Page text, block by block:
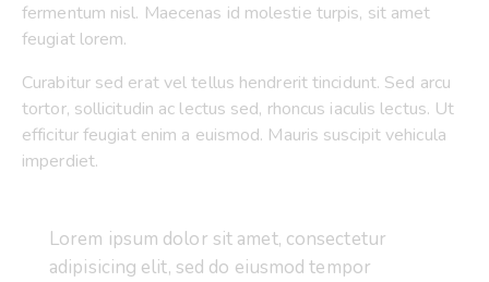
fermentum nisl. Maecenas id molestie turpis, sit amet
feugiat lorem.
Curabitur sed erat vel tellus hendrerit tincidunt. Sed arcu
tortor, sollicitudin ac lectus sed, rhoncus iaculis lectus. Ut
efficitur feugiat enim a euismod. Mauris suscipit vehicula
imperdiet.
Lorem ipsum dolor sit amet, consectetur
adipisicing elit, sed do eiusmod tempor